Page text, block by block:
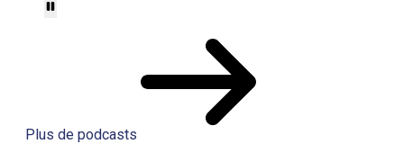
Plus de podcasts